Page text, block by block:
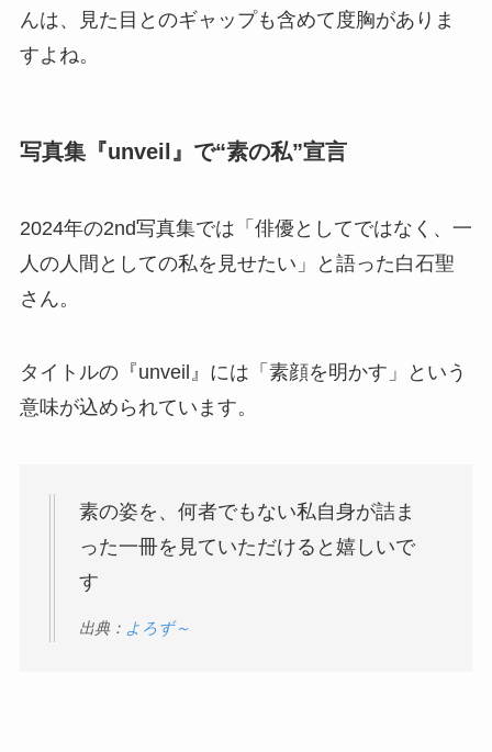
んは、見た目とのギャップも含めて度胸がありま
すよね。
写真集『unveil』で“素の私”宣言
2024年の2nd写真集では「俳優としてではなく、一
人の人間としての私を見せたい」と語った白石聖
さん。
タイトルの『unveil』には「素顔を明かす」という
意味が込められています。
素の姿を、何者でもない私自身が詰ま
った一冊を見ていただけると嬉しいで
す
出典： よろず～